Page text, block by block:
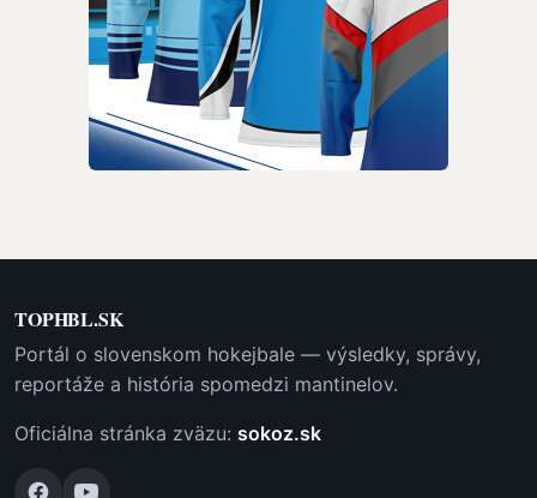
TOPHBL.SK
Portál o slovenskom hokejbale — výsledky, správy,
reportáže a história spomedzi mantinelov.
Oficiálna stránka zväzu: sokoz.sk